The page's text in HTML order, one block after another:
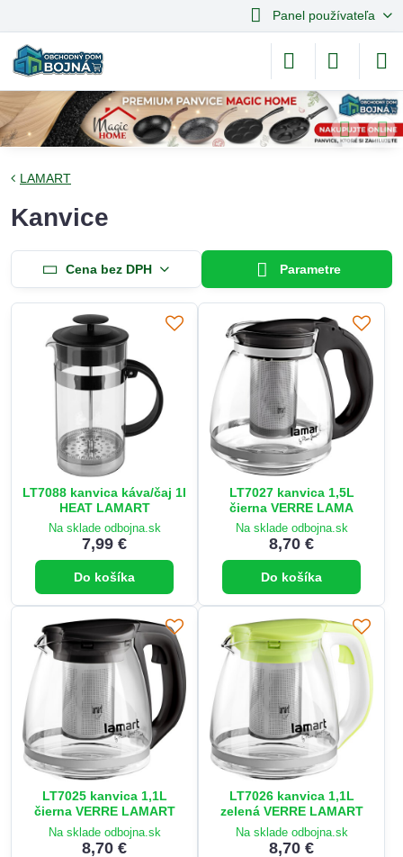
Panel používateľa
LAMART
Kanvice
Cena bez DPH Parametre
LT7088 kanvica káva/čaj 1l
HEAT LAMART
Na sklade odbojna.sk
7,99 €
Do košíka
LT7027 kanvica 1,5L
čierna VERRE LAMA
Na sklade odbojna.sk
8,70 €
Do košíka
LT7025 kanvica 1,1L
čierna VERRE LAMART
Na sklade odbojna.sk
8,70 €
LT7026 kanvica 1,1L
zelená VERRE LAMART
Na sklade odbojna.sk
8,70 €